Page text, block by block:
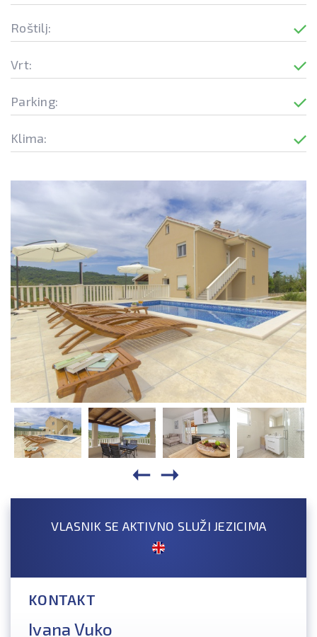
Roštilj:
Vrt:
Parking:
Klima:
VLASNIK SE AKTIVNO SLUŽI JEZICIMA
KONTAKT
Ivana Vuko